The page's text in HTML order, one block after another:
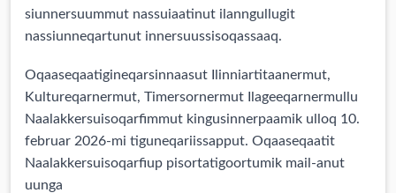
siunnersuummut nassuiaatinut ilanngullugit
nassiunneqartunut innersuussisoqassaaq.
Oqaaseqaatigineqarsinnaasut Ilinniartitaanermut,
Kultureqarnermut, Timersornermut Ilageeqarnermullu
Naalakkersuisoqarfimmut kingusinnerpaamik ulloq 10.
februar 2026-mi tiguneqariissapput. Oqaaseqaatit
Naalakkersuisoqarfiup pisortatigoortumik mail-anut
uunga